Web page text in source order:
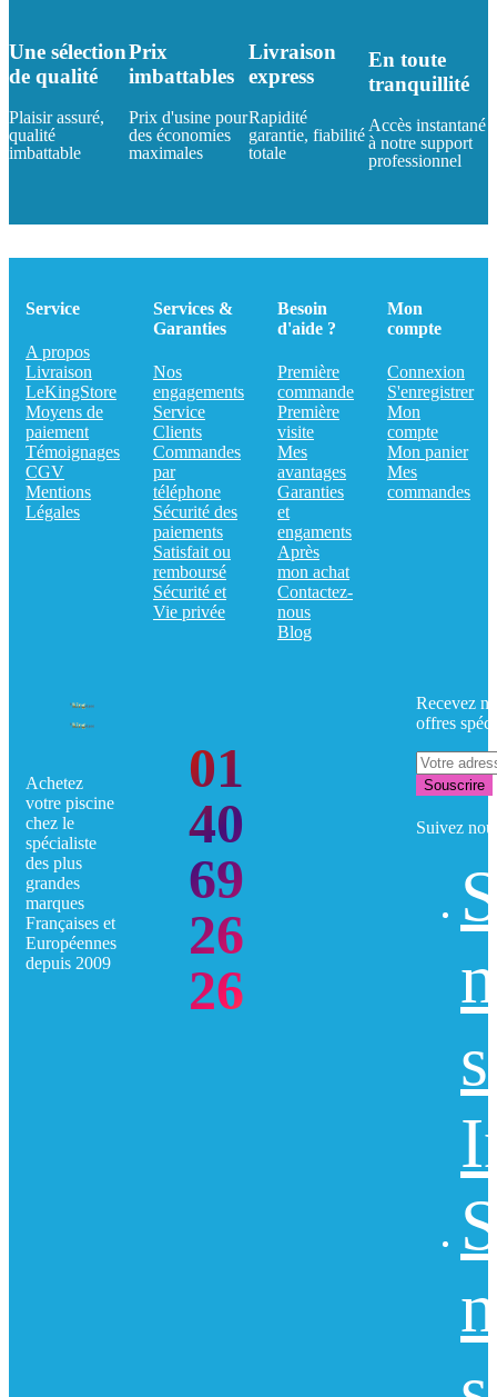
Une sélection
de qualité
Plaisir assuré,
qualité
imbattable
Prix
imbattables
Prix d'usine pour
des économies
maximales
Livraison
express
Rapidité
garantie, fiabilité
totale
En toute
tranquillité
Accès instantané
à notre support
professionnel
Service
A propos
Livraison
LeKingStore
Moyens de
paiement
Témoignages
CGV
Mentions
Légales
Services &
Garanties
Nos
engagements
Service
Clients
Commandes
par
téléphone
Sécurité des
paiements
Satisfait ou
remboursé
Sécurité et
Vie privée
Besoin
d'aide ?
Première
commande
Première
visite
Mes
avantages
Garanties
et
engaments
Après
mon achat
Contactez-
nous
Blog
Mon
compte
Connexion
S'enregistrer
Mon
compte
Mon panier
Mes
commandes
Achetez
votre piscine
chez le
spécialiste
des plus
grandes
marques
Françaises et
Européennes
depuis 2009
01
40
69
26
26
Recevez
offres
Souscrire
Suivez